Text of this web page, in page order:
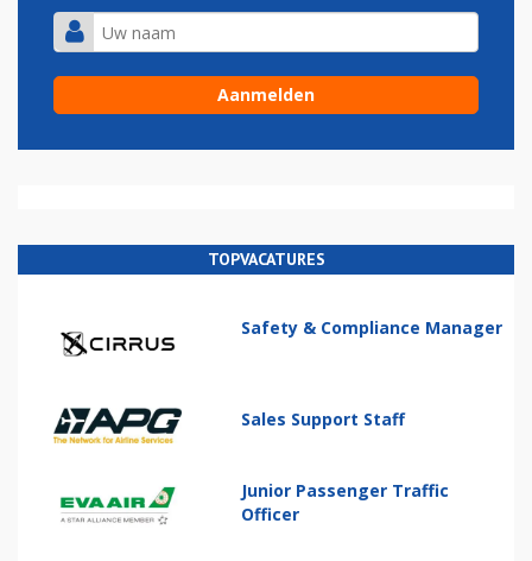
TOPVACATURES
Safety & Compliance Manager
Sales Support Staff
Junior Passenger Traffic
Officer